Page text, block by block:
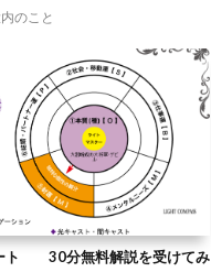
のこと
ト 30分無料解説を受けてみ